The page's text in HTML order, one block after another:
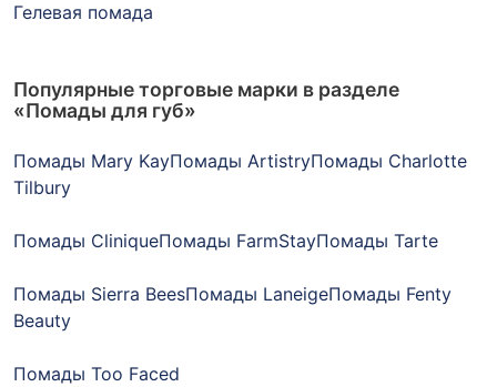
Гелевая помада
Популярные торговые марки в разделе
«Помады для губ»
Помады Mary KayПомады ArtistryПомады Charlotte
Tilbury
Помады CliniqueПомады FarmStayПомады Tarte
Помады Sierra BeesПомады LaneigeПомады Fenty
Beauty
Помады Too Faced